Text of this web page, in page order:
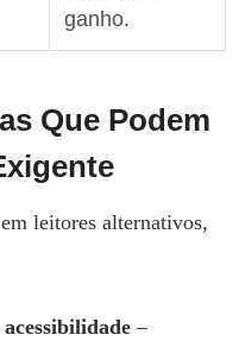
ganho.
Que Podem
leitores alternativos,
–